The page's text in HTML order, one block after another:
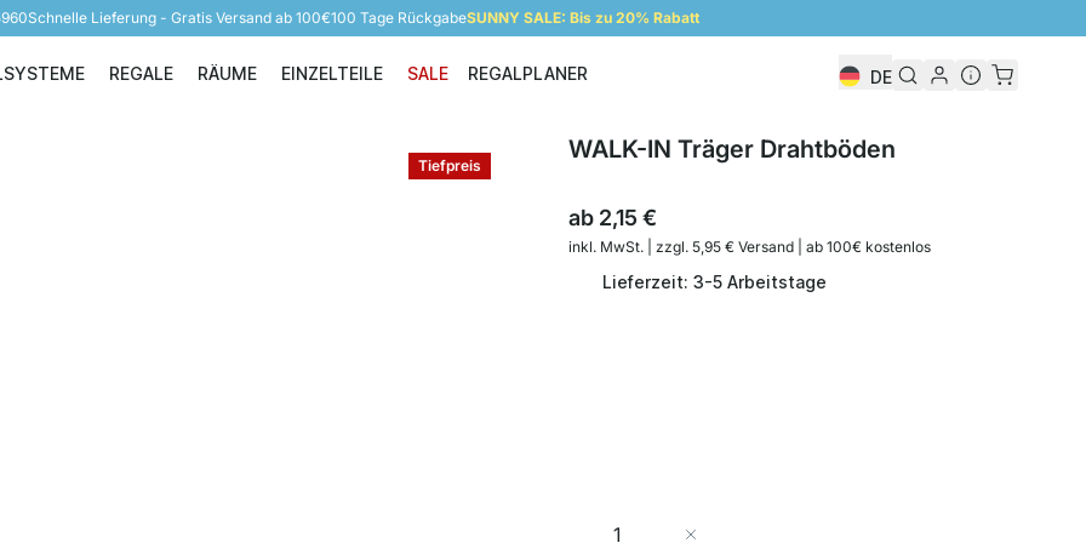
Schnelle Lieferung - Gratis Versand ab 100€100 Tage RückgabeSUNNY SALE: Bis zu 20% Rabatt
Regalsysteme
REGALE
Regale
RÄUME
Räume
EINZELTEILE
Einzelteile
SALE REGALPLANER DE
Tiefpreis
WALK-IN Träger Drahtböden
ab 2,15 €
inkl. MwSt. | zzgl. 5,95 € Versand | ab 100€ kostenlos
Lieferzeit: 3-5 Arbeitstage
Menge